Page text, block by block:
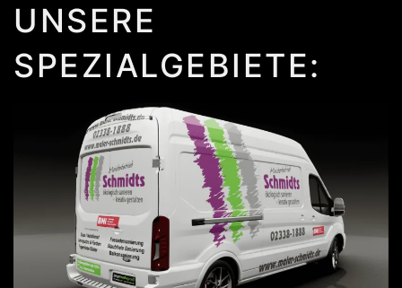
UNSERE
SPEZIALGEBIETE: